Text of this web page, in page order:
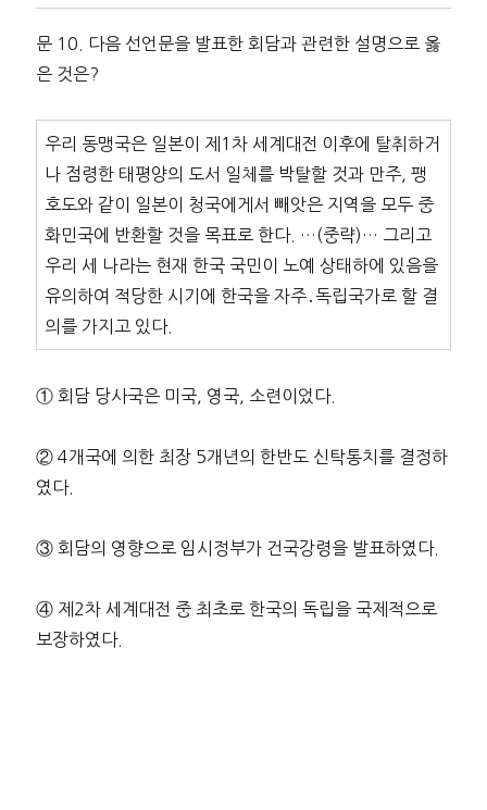
문 10. 다음 선언문을 발표한 회담과 관련한 설명으로 옳
은 것은?
우리 동맹국은 일본이 제1차 세계대전 이후에 탈취하거
나 점령한 태평양의 도서 일체를 박탈할 것과 만주, 팽
호도와 같이 일본이 청국에게서 빼앗은 지역을 모두 중
화민국에 반환할 것을 목표로 한다. …(중략)… 그리고
우리 세 나라는 현재 한국 국민이 노예 상태하에 있음을
유의하여 적당한 시기에 한국을 자주․독립국가로 할 결
의를 가지고 있다.
① 회담 당사국은 미국, 영국, 소련이었다.
② 4개국에 의한 최장 5개년의 한반도 신탁통치를 결정하
였다.
③ 회담의 영향으로 임시정부가 건국강령을 발표하였다.
④ 제2차 세계대전 중 최초로 한국의 독립을 국제적으로
보장하였다.